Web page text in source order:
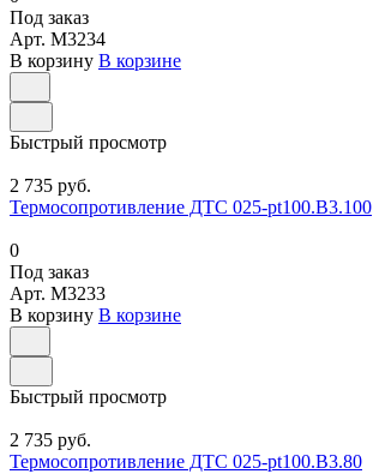
Под заказ
Арт. M3234
В корзину В корзине
Быстрый просмотр
2 735 руб.
Термосопротивление ДТС 025-pt100.В3.100
0
Под заказ
Арт. M3233
В корзину В корзине
Быстрый просмотр
2 735 руб.
Термосопротивление ДТС 025-pt100.В3.80